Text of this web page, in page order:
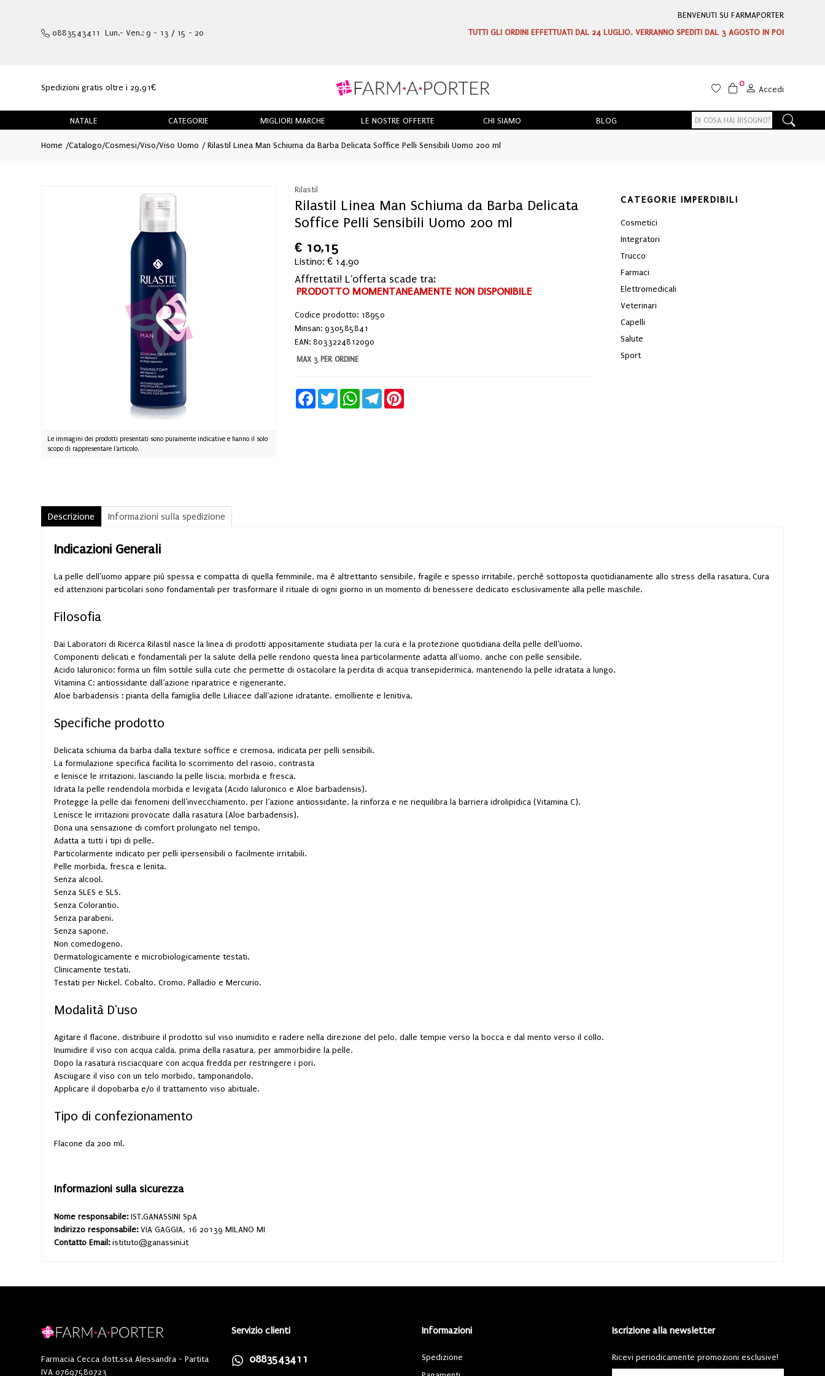
0883543411 Lun.- Ven.: 9 - 13 / 15 - 20
BENVENUTI SU FARMAPORTER
TUTTI GLI ORDINI EFFETTUATI DAL 24 LUGLIO, VERRANNO SPEDITI DAL 3 AGOSTO IN POI
Spedizioni gratis oltre i 29,91€ 0
Accedi
NATALE CATEGORIE MIGLIORI MARCHE LE NOSTRE OFFERTE CHI SIAMO BLOG
Home Catalogo/Cosmesi/Viso/Viso Uomo Rilastil Linea Man Schiuma da Barba Delicata Soffice Pelli Sensibili Uomo 200 ml
Le immagini dei prodotti presentati sono puramente indicative e hanno il solo
scopo di rappresentare l'articolo.
Rilastil
Rilastil Linea Man Schiuma da Barba Delicata
Soffice Pelli Sensibili Uomo 200 ml
€ 10,15
Listino: € 14,90
Affrettati! L'offerta scade tra:
PRODOTTO MOMENTANEAMENTE NON DISPONIBILE
Codice prodotto: 18950
Minsan:930585841
EAN: 8033224812090
MAX 3 PER ORDINE
FacebookTwitter WhatsAppTelegram
CATEGORIE IMPERDIBILI
Cosmetici
Integratori
Trucco
Farmaci
Elettromedicali
Veterinari
Capelli
Salute
Sport
Descrizione Informazioni sulla spedizione
Indicazioni Generali
La pelle dell’uomo appare più spessa e compatta di quella femminile, ma è altrettanto sensibile, fragile e spesso irritabile, perché sottoposta quotidianamente allo stress della rasatura. Cura
ed attenzioni particolari sono fondamentali per trasformare il rituale di ogni giorno in un momento di benessere dedicato esclusivamente alla pelle maschile.
Filosofia
Dai Laboratori di Ricerca Rilastil nasce la linea di prodotti appositamente studiata per la cura e la protezione quotidiana della pelle dell’uomo.
Componenti delicati e fondamentali per la salute della pelle rendono questa linea particolarmente adatta all'uomo, anche con pelle sensibile.
Acido Ialuronico: forma un film sottile sulla cute che permette di ostacolare la perdita di acqua transepidermica, mantenendo la pelle idratata a lungo.
Vitamina C: antiossidante dall’azione riparatrice e rigenerante.
Aloe barbadensis : pianta della famiglia delle Liliacee dall’azione idratante, emolliente e lenitiva.
Specifiche prodotto
Delicata schiuma da barba dalla texture soffice e cremosa, indicata per pelli sensibili.
La formulazione specifica facilita lo scorrimento del rasoio, contrasta
e lenisce le irritazioni, lasciando la pelle liscia, morbida e fresca.
Idrata la pelle rendendola morbida e levigata (Acido Ialuronico e Aloe barbadensis).
Protegge la pelle dai fenomeni dell’invecchiamento, per l’azione antiossidante, la rinforza e ne riequilibra la barriera idrolipidica (Vitamina C).
Lenisce le irritazioni provocate dalla rasatura (Aloe barbadensis).
Dona una sensazione di comfort prolungato nel tempo.
Adatta a tutti i tipi di pelle.
Particolarmente indicato per pelli ipersensibili o facilmente irritabili.
Pelle morbida, fresca e lenita.
Senza alcool.
Senza SLES e SLS.
Senza Colorantio.
Senza parabeni.
Senza sapone.
Non comedogeno.
Dermatologicamente e microbiologicamente testati.
Clinicamente testati.
Testati per Nickel, Cobalto, Cromo, Palladio e Mercurio.
Modalità D'uso
Agitare il flacone, distribuire il prodotto sul viso inumidito e radere nella direzione del pelo, dalle tempie verso la bocca e dal mento verso il collo.
Inumidire il viso con acqua calda, prima della rasatura, per ammorbidire la pelle.
Dopo la rasatura risciacquare con acqua fredda per restringere i pori.
Asciugare il viso con un telo morbido, tamponandolo.
Applicare il dopobarba e/o il trattamento viso abituale.
Tipo di confezionamento
Flacone da 200 ml.
Informazioni sulla sicurezza
Nome responsabile: IST.GANASSINI SpA
Indirizzo responsabile: VIA GAGGIA, 16 20139 MILANO MI
Contatto Email: istituto@ganassini.it
Farmacia Cecca dott.ssa Alessandra - Partita
IVA 07697580723
Servizio clienti
0883543411
Informazioni
Spedizione
Iscrizione alla newsletter
Ricevi periodicamente promozioni esclusive!